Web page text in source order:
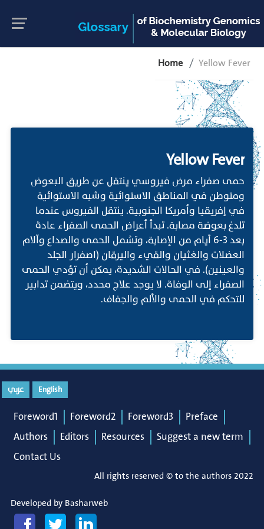
Home Yellow Fever
Yellow Fever
حمى صفراء مرض فيروسي ينتقل عن طريق البعوض
ومتوطن في المناطق الاستوائية وشبه الاستوائية
في إفريقيا وأمريكا الجنوبية. ينتقل الفيروس عندما
تلدغ بعوضة مصابة. تبدأ أعراض الحمى الصفراء عادة
بعد 3-6 أيام من الإصابة، وتشمل الحمى والصداع وآلام
العضلات والغثيان والقيء واليرقان (اصفرار الجلد
والعينين). في الحالات الشديدة، يمكن أن تؤدي الحمى
الصفراء إلى الوفاة. لا يوجد علاج محدد، ويتضمن تدابير
للتحكم في الحمى والألم والجفاف.
English عربي
Foreword1 Foreword2 Foreword3
Preface
Authors
Editors Resources
Suggest a new term
Contact Us
All rights reserved © to the authors 2022
Developed by Basharweb